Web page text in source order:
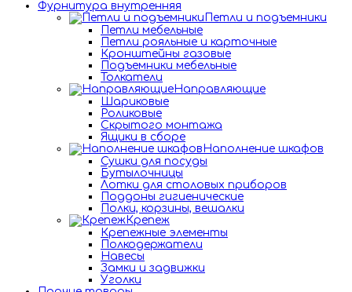
Фурнитура внутренняя
Петли и подъемники
Петли мебельные
Петли рояльные и карточные
Кронштейны газовые
Подъемники мебельные
Толкатели
Направляющие
Шариковые
Роликовые
Скрытого монтажа
Ящики в сборе
Наполнение шкафов
Сушки для посуды
Бутылочницы
Лотки для столовых приборов
Поддоны гигиенические
Полки, корзины, вешалки
Крепеж
Крепежные элементы
Полкодержатели
Навесы
Замки и задвижки
Уголки